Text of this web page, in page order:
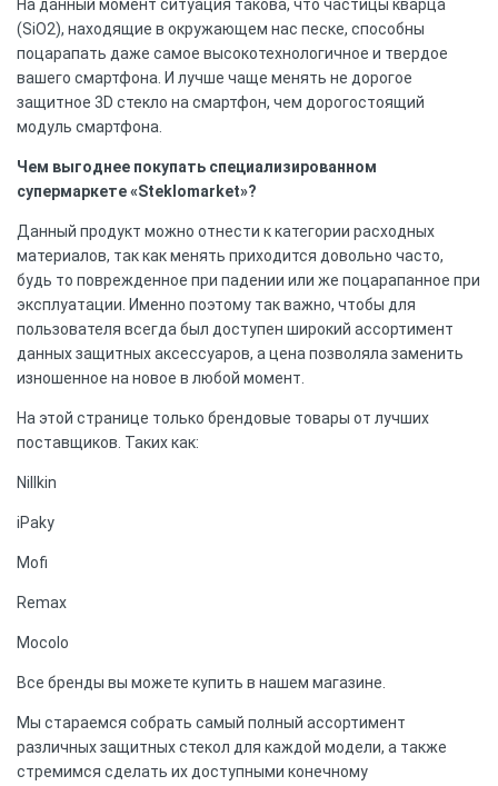
На данный момент ситуация такова, что частицы кварца
(SiO2), находящие в окружающем нас песке, способны
поцарапать даже самое высокотехнологичное и твердое
вашего смартфона. И лучше чаще менять не дорогое
защитное 3D стекло на смартфон, чем дорогостоящий
модуль смартфона.
Чем выгоднее покупать специализированном
супермаркете «Steklomarket»?
Данный продукт можно отнести к категории расходных
материалов, так как менять приходится довольно часто,
будь то поврежденное при падении или же поцарапанное при
эксплуатации. Именно поэтому так важно, чтобы для
пользователя всегда был доступен широкий ассортимент
данных защитных аксессуаров, а цена позволяла заменить
изношенное на новое в любой момент.
На этой странице только брендовые товары от лучших
поставщиков. Таких как:
Nillkin
iPaky
Mofi
Remax
Mocolo
Все бренды вы можете купить в нашем магазине.
Мы стараемся собрать самый полный ассортимент
различных защитных стекол для каждой модели, а также
стремимся сделать их доступными конечному